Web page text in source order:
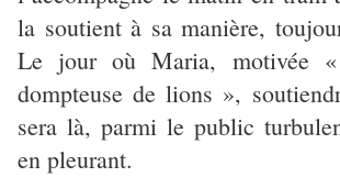
la soutient à sa manière,
Le jour où Maria, motivée «
dompteuse de lions »,
sera là, parmi le public
en pleurant.